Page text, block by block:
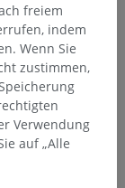
freiem
indem
Wenn Sie
zustimmen,
Verwendung
auf „Alle